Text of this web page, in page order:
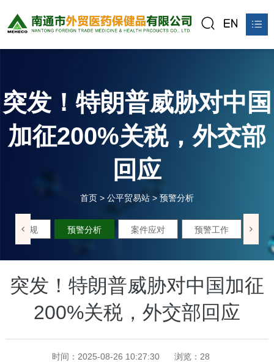
产品中心
新闻资讯
在线预订
突发！特朗普威胁对中国
加征200%关税，外交部
回应
首页 > 公平贸易站 > 预警分析
政策法规 预警分析 案件应对 预警工作
突发！特朗普威胁对中国加征
200%关税，外交部回应
时间：2025-08-26 10:27:30 浏览： 28